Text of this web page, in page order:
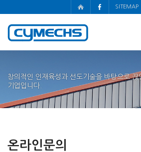
SITEMAP
창의적인 인재육성과 선도기술을 바탕으로 끊
기업입니다.
온라인문의